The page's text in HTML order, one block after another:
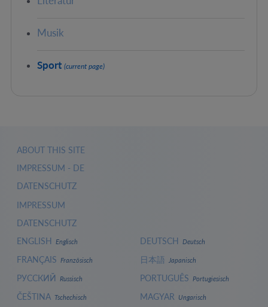
Musik
Sport (current page)
ABOUT THIS SITE
IMPRESSUM - DE
DATENSCHUTZ
IMPRESSUM
DATENSCHUTZ
ENGLISH Englisch
FRANÇAIS Französisch
РУССКИЙ Russisch
ČEŠTINA Tschechisch
DEUTSCH Deutsch
日本語 Japanisch
PORTUGUÊS Portugiesisch
MAGYAR Ungarisch